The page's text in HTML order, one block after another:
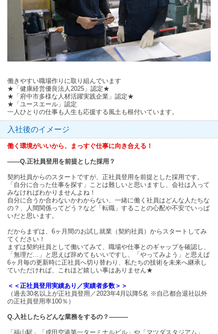
働きやすい職場作りに取り組んでいます
★「健康経営優良法人2025」認定★
★「府中市多様な人材活躍実践企業」認定★
★「ユースエール」認定
一人ひとりの仕事も人生も応援する風土も根付いています。
入社後のイメージ
働く環境がいいから、まっすぐ仕事に向き合える！
――Q.正社員登用を前提とした採用？
契約社員からのスタートですが、正社員登用を前提とした採用です。
「自分に合った仕事を探す」ことは難しいと思いますし、会社は入って
みなければわかりませんよね！
自分に合うか合わないかわからない、一緒に働く社員はどんな人たちな
の？、人間関係ってどう？など「転職」することの心配や不安でいっぱ
いだと思います。
だからまずは、6ヶ月間のお試し就業（契約社員）からスタートしてみ
てください！
まずは契約社員として働いてみて、職場や仕事とのギャップを確認し、
「無理だ…」と思えば辞めてもいいですし、「やってみよう」と思えば
6ヶ月毎の更新時に正社員へ切り替わり、私たちの技術を未来へ継承し
ていただければ、これほど嬉しい事はありません★
＜＜正社員登用実績あり／実績者多数＞＞
（過去30名以上が正社員登用／2023年4月以降5名 ※自己都合退社以外
の正社員登用率100％）
Q.入社したらどんな業務をするの？―――
「福山駅」「成田空港第一ターミナルビル」や「マツダスタジアム」